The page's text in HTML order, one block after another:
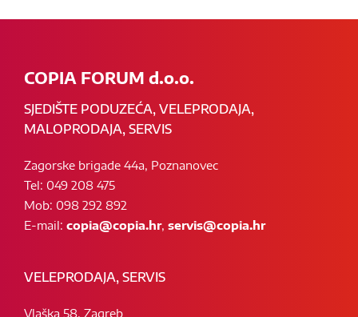
COPIA FORUM d.o.o.
SJEDIŠTE PODUZEĆA, VELEPRODAJA,
MALOPRODAJA, SERVIS
Zagorske brigade 44a, Poznanovec
Tel: 049 208 475
Mob: 098 292 892
E-mail: copia@copia.hr, servis@copia.hr
VELEPRODAJA, SERVIS
Vlaška 58, Zagreb